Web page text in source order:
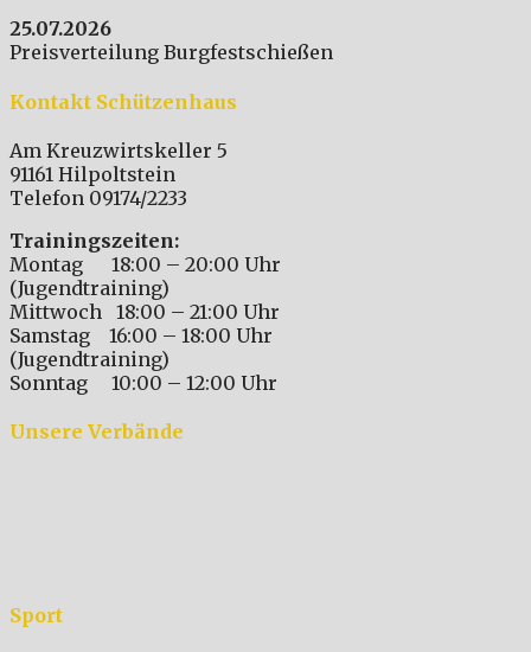
25.07.2026
Preisverteilung Burgfestschießen
Kontakt Schützenhaus
Am Kreuzwirtskeller 5
91161 Hilpoltstein
Telefon 09174/2233
Trainingszeiten:
Montag 18:00 – 20:00 Uhr
(Jugendtraining)
Mittwoch 18:00 – 21:00 Uhr
Samstag 16:00 – 18:00 Uhr
(Jugendtraining)
Sonntag 10:00 – 12:00 Uhr
Unsere Verbände
Sport